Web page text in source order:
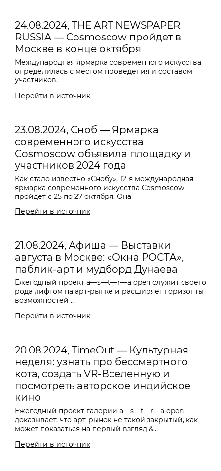
24.08.2024, THE ART NEWSPAPER
RUSSIA — Cosmoscow пройдет в
Москве в конце октября
Международная ярмарка современного искусства
определилась с местом проведения и составом
участников.
Перейти в источник
23.08.2024, Сноб — Ярмарка
современного искусства
Cosmoscow объявила площадку и
участников 2024 года
Как стало известно «Снобу», 12-я международная
ярмарка современного искусства Cosmoscow
пройдет с 25 по 27 октября. Она
Перейти в источник
21.08.2024, Афиша — Выставки
августа в Москве: «Окна РОСТА»,
паблик-арт и мудборд Дунаева
Ежегодный проект a—s—t—r—a open служит своего
рода лифтом на арт-рынке и расширяет горизонты
возможностей ...
Перейти в источник
20.08.2024, TimeOut — Культурная
неделя: узнать про бессмертного
кота, создать VR-Вселенную и
посмотреть авторское индийское
кино
Ежегодный проект галерии a—s—t—r—a open
доказывает, что арт-рынок не такой закрытый, как
может показаться на первый взгляд &...
Перейти в источник